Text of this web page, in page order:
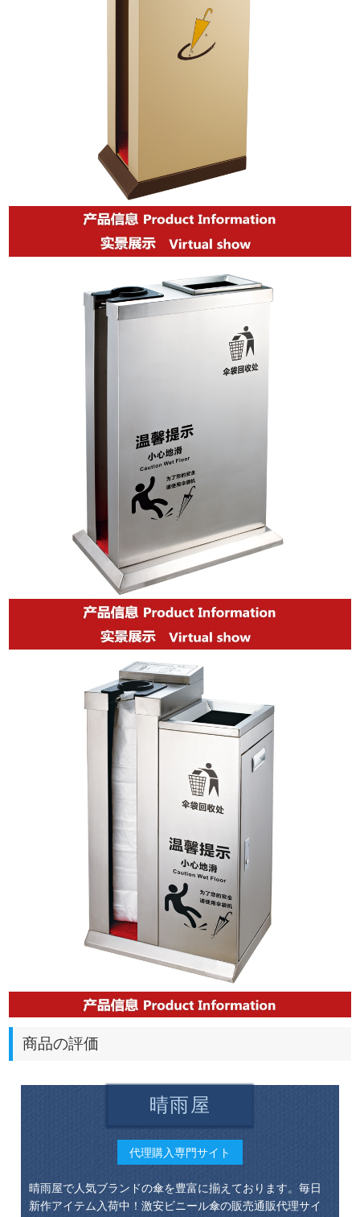
商品の評価
晴雨屋
代理購入専門サイト
晴雨屋で人気ブランドの傘を豊富に揃えております。毎日
新作アイテム入荷中！激安ビニール傘の販売通販代理サイ